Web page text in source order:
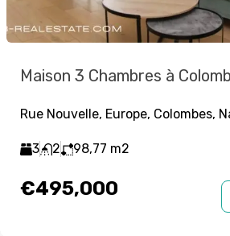
Maison 3 Chambres à
3 2 98,77 m2
€495,000